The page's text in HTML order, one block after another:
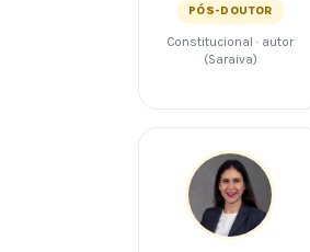
PÓS-DOUTOR
Constitucional · autor
(Saraiva)